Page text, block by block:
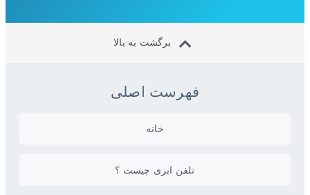
برگشت به بالا
فهرست اصلی
خانه
تلفن ابری چیست ؟